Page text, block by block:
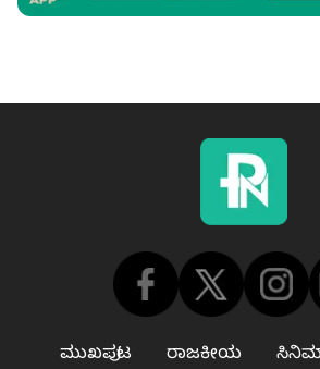
ಮುಖಪುಟ ರಾಜಕೀಯ